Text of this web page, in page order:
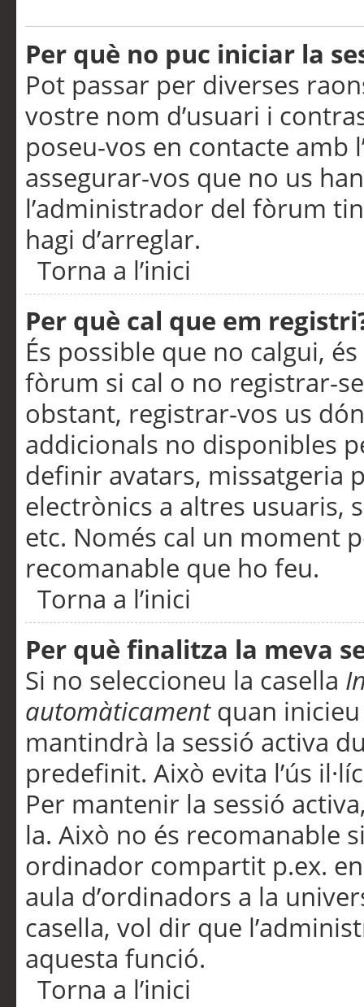
Per què no puc iniciar la
Pot passar per diverses
vostre nom d’usuari i
poseu-vos en contacte
assegurar-vos que no us
l’administrador del fòrum
hagi d’arreglar.
Torna a l’inici
Per què cal que em
És possible que no calgui,
fòrum si cal o no registrar-
obstant, registrar-vos us
addicionals no disponibles
definir avatars, missatgeria
electrònics a altres usuaris,
etc. Només cal un moment
recomanable que ho feu.
Torna a l’inici
Per què finalitza la meva
Si no seleccioneu la casella
automàticamentquan inicieu
mantindrà la sessió activa
predefinit. Això evita l’ús
Per mantenir la sessió
la. Això no és recomanable
ordinador compartit p.ex.
aula d’ordinadors a la
casella, vol dir que
aquesta funció.
Torna a l’inici